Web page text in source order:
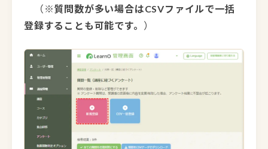
（ ※質問数が多い場合はCSVファイルで一括
登録することも可能です。 ）